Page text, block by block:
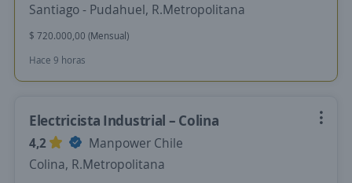
Santiago - Pudahuel, R.Metropolitana
$ 720.000,00 (Mensual)
Hace 9 horas
Electricista Industrial – Colina
4,2
Manpower Chile
Colina, R.Metropolitana